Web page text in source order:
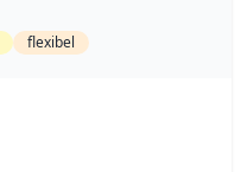
flexibel